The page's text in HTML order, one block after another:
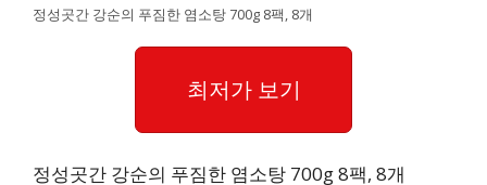
정성곳간 강순의 푸짐한 염소탕 700g 8팩, 8개
최저가 보기
정성곳간 강순의 푸짐한 염소탕 700g 8팩, 8개